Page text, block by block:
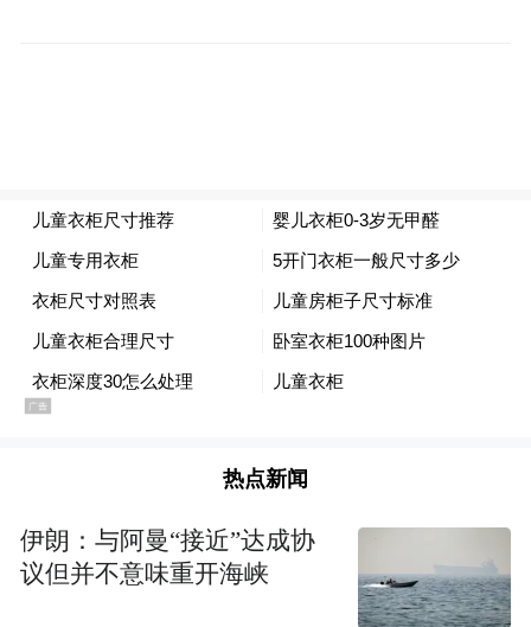
热点新闻
伊朗：与阿曼“接近”达成协
议但并不意味重开海峡